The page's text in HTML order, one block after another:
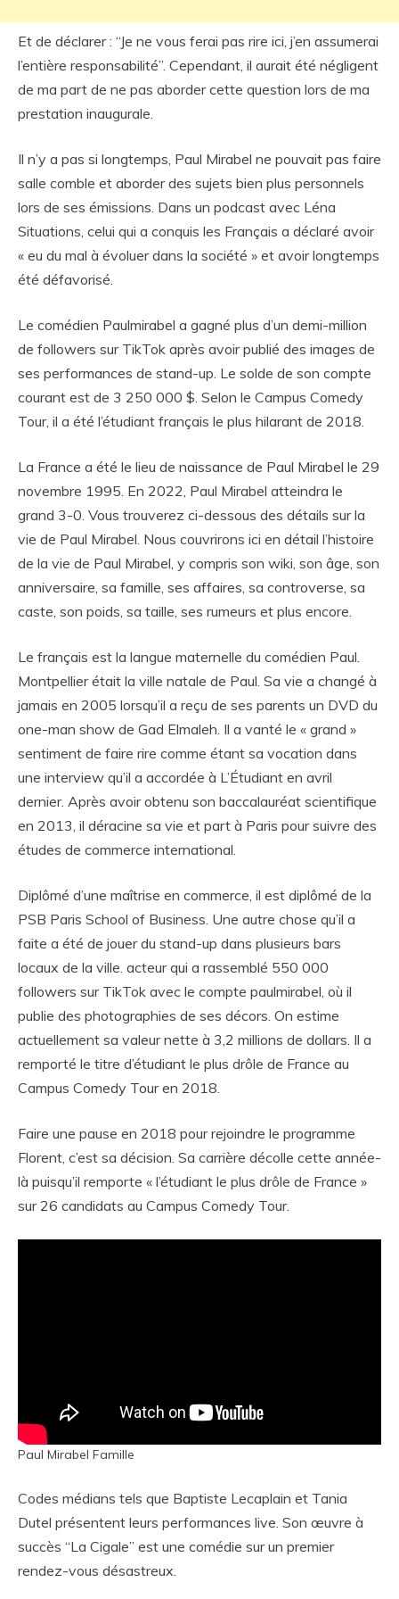
Et de déclarer : “Je ne vous ferai pas rire ici, j’en assumerai
l’entière responsabilité”. Cependant, il aurait été négligent
de ma part de ne pas aborder cette question lors de ma
prestation inaugurale.
Il n’y a pas si longtemps, Paul Mirabel ne pouvait pas faire
salle comble et aborder des sujets bien plus personnels
lors de ses émissions. Dans un podcast avec Léna
Situations, celui qui a conquis les Français a déclaré avoir
« eu du mal à évoluer dans la société » et avoir longtemps
été défavorisé.
Le comédien Paulmirabel a gagné plus d’un demi-million
de followers sur TikTok après avoir publié des images de
ses performances de stand-up. Le solde de son compte
courant est de 3 250 000 $. Selon le Campus Comedy
Tour, il a été l’étudiant français le plus hilarant de 2018.
La France a été le lieu de naissance de Paul Mirabel le 29
novembre 1995. En 2022, Paul Mirabel atteindra le
grand 3-0. Vous trouverez ci-dessous des détails sur la
vie de Paul Mirabel. Nous couvrirons ici en détail l’histoire
de la vie de Paul Mirabel, y compris son wiki, son âge, son
anniversaire, sa famille, ses affaires, sa controverse, sa
caste, son poids, sa taille, ses rumeurs et plus encore.
Le français est la langue maternelle du comédien Paul.
Montpellier était la ville natale de Paul. Sa vie a changé à
jamais en 2005 lorsqu’il a reçu de ses parents un DVD du
one-man show de Gad Elmaleh. Il a vanté le « grand »
sentiment de faire rire comme étant sa vocation dans
une interview qu’il a accordée à L’Étudiant en avril
dernier. Après avoir obtenu son baccalauréat scientifique
en 2013, il déracine sa vie et part à Paris pour suivre des
études de commerce international.
Diplômé d’une maîtrise en commerce, il est diplômé de la
PSB Paris School of Business. Une autre chose qu’il a
faite a été de jouer du stand-up dans plusieurs bars
locaux de la ville. acteur qui a rassemblé 550 000
followers sur TikTok avec le compte paulmirabel, où il
publie des photographies de ses décors. On estime
actuellement sa valeur nette à 3,2 millions de dollars. Il a
remporté le titre d’étudiant le plus drôle de France au
Campus Comedy Tour en 2018.
Faire une pause en 2018 pour rejoindre le programme
Florent, c’est sa décision. Sa carrière décolle cette année-
là puisqu’il remporte « l’étudiant le plus drôle de France »
sur 26 candidats au Campus Comedy Tour.
Paul Mirabel Famille
Codes médians tels que Baptiste Lecaplain et Tania
Dutel présentent leurs performances live. Son œuvre à
succès “La Cigale” est une comédie sur un premier
rendez-vous désastreux.